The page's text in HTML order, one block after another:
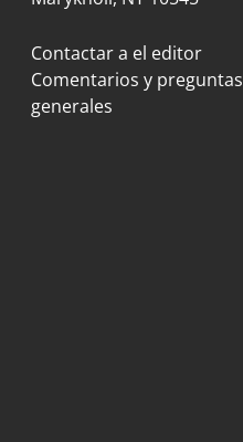
Contactar a el editor
Comentarios y preguntas
generales